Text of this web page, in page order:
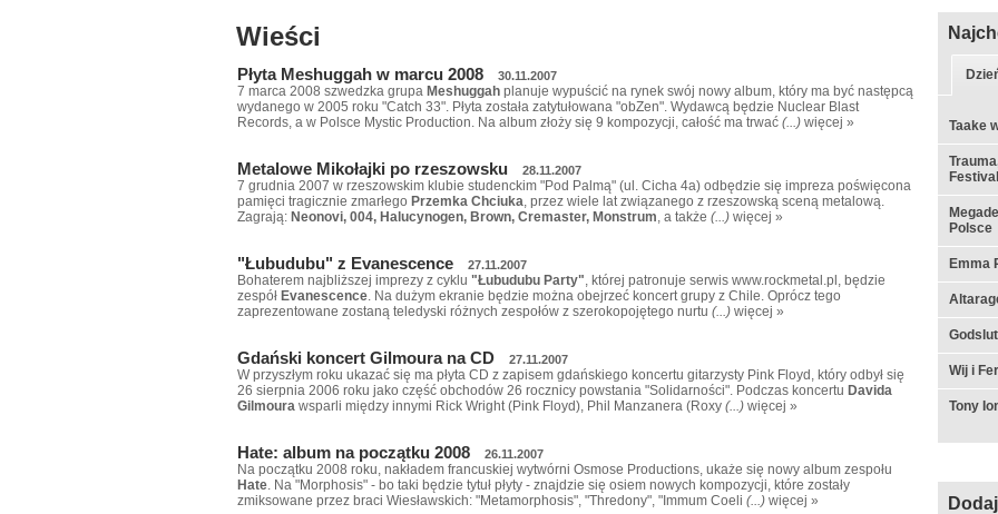
Wieści
Płyta Meshuggah w marcu 2008 30.11.2007
7 marca 2008 szwedzka grupa Meshuggah planuje wypuścić na rynek swój nowy album, który ma być następcą
wydanego w 2005 roku "Catch 33". Płyta została zatytułowana "obZen". Wydawcą będzie Nuclear Blast
Records, a w Polsce Mystic Production. Na album złoży się 9 kompozycji, całość ma trwać (...) więcej »
Metalowe Mikołajki po rzeszowsku 28.11.2007
7 grudnia 2007 w rzeszowskim klubie studenckim "Pod Palmą" (ul. Cicha 4a) odbędzie się impreza poświęcona
pamięci tragicznie zmarłego Przemka Chciuka, przez wiele lat związanego z rzeszowską sceną metalową.
Zagrają: Neonovi, 004, Halucynogen, Brown, Cremaster, Monstrum, a także (...) więcej »
"Łubudubu" z Evanescence 27.11.2007
Bohaterem najbliższej imprezy z cyklu "Łubudubu Party", której patronuje serwis www.rockmetal.pl, będzie
zespół Evanescence. Na dużym ekranie będzie można obejrzeć koncert grupy z Chile. Oprócz tego
zaprezentowane zostaną teledyski różnych zespołów z szerokopojętego nurtu (...) więcej »
Gdański koncert Gilmoura na CD 27.11.2007
W przyszłym roku ukazać się ma płyta CD z zapisem gdańskiego koncertu gitarzysty Pink Floyd, który odbył się
26 sierpnia 2006 roku jako część obchodów 26 rocznicy powstania "Solidarności". Podczas koncertu Davida
Gilmoura wsparli między innymi Rick Wright (Pink Floyd), Phil Manzanera (Roxy (...) więcej »
Hate: album na początku 2008 26.11.2007
Na początku 2008 roku, nakładem francuskiej wytwórni Osmose Productions, ukaże się nowy album zespołu
Hate. Na "Morphosis" - bo taki będzie tytuł płyty - znajdzie się osiem nowych kompozycji, które zostały
zmiksowane przez braci Wiesławskich: "Metamorphosis", "Thredony", "Immum Coeli (...) więcej »
Taake
Polsce
Emma
Wij i
Tony